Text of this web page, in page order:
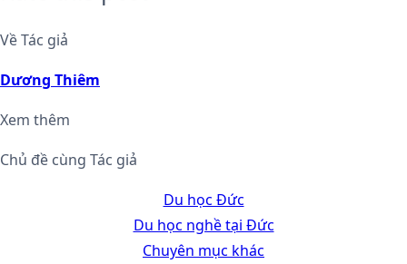
Về Tác giả
Dương Thiêm
Xem thêm
Chủ đề cùng Tác giả
Du học Đức
Du học nghề tại Đức
Chuyên mục khác